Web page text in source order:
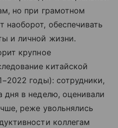
но при грамотном
наоборот, обеспечивать
и личной жизни.
крупное
китайской
годы): сотрудники,
дня в неделю, оценивали
реже увольнялись
коллегам